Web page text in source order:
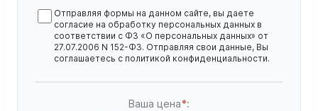
Отправляя формы на данном сайте, вы даете
согласие на обработку персональных данных в
соответствии с ФЗ «О персональных данных» от
27.07.2006 N 152-ФЗ. Отправляя свои данные, Вы
соглашаетесь с политикой конфиденциальности.
Ваша цена*: